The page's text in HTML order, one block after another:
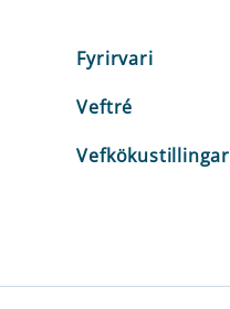
Fyrirvari
Veftré
Vefkökustillingar